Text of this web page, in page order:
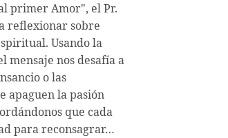
primer Amor", el Pr.
reflexionar sobre
Usando la
mensaje nos desafía a
o las
apaguen la pasión
que cada
para reconsagrar…